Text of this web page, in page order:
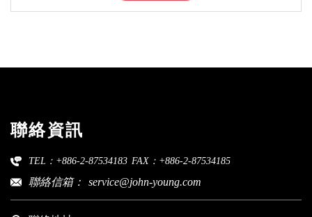
聯絡資訊
TEL：+886-2-87534183 FAX：+886-2-87534185
聯絡信箱： service@john-young.com